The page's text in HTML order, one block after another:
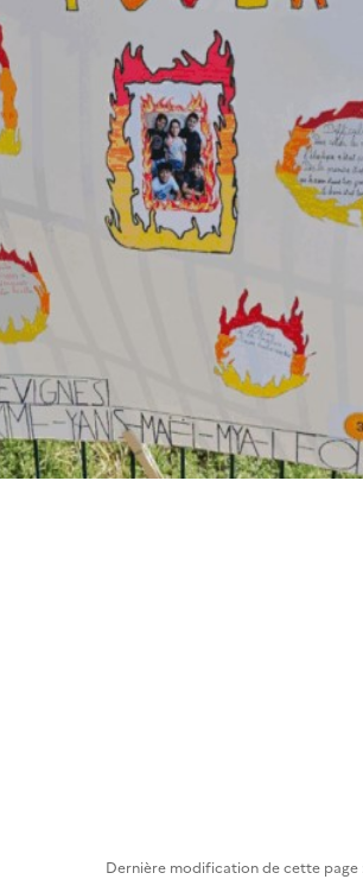
Dernière modification de cette page